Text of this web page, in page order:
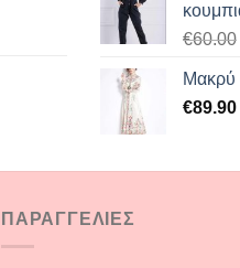
€60.00
Μακρύ
€89.90
ΠΑΡΑΓΓΕΛΙΕΣ